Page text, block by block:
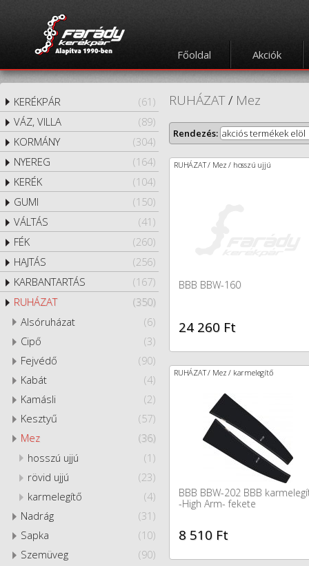
Főoldal Akciók
(61)
KERÉKPÁR
(89)
VÁZ, VILLA
(304)
KORMÁNY
(164)
NYEREG
(104)
KERÉK
(150)
GUMI
(41)
VÁLTÁS
(260)
FÉK
(256)
HAJTÁS
(167)
KARBANTARTÁS
(350)
RUHÁZAT
(6)
Alsóruházat
(3)
Cipő
(90)
Fejvédő
(4)
Kabát
(2)
Kamásli
(57)
Kesztyű
(36)
Mez
(1)
hosszú ujjú
(23)
rövid ujjú
(4)
karmelegítő
(31)
Nadrág
(10)
Sapka
(90)
Szemüveg
RUHÁZAT/ Mez
Rendezés: akciós termékek elöl
RUHÁZAT / Mez / hosszú ujjú
BBB BBW-160
24 260 Ft
RUHÁZAT / Mez / karmelegítő
BBB BBW-202 BBB
-High Arm- fekete
8 510 Ft